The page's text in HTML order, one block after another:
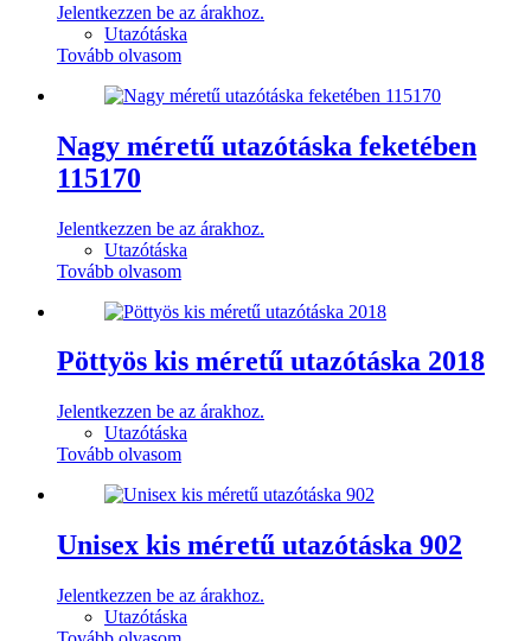
Jelentkezzen be az árakhoz.
Utazótáska
Tovább olvasom
Nagy méretű utazótáska feketében
115170
Jelentkezzen be az árakhoz.
Utazótáska
Tovább olvasom
Pöttyös kis méretű utazótáska 2018
Jelentkezzen be az árakhoz.
Utazótáska
Tovább olvasom
Unisex kis méretű utazótáska 902
Jelentkezzen be az árakhoz.
Utazótáska